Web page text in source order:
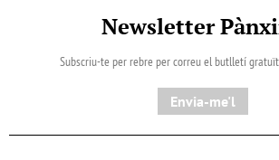
Newsletter
Subscriu-te per rebre per correu el butlletí
Envia-me'l